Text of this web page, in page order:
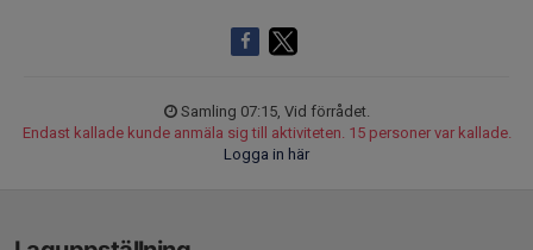
Samling 07:15, Vid förrådet.
Endast kallade kunde anmäla sig till aktiviteten. 15 personer var kallade.
Logga in här